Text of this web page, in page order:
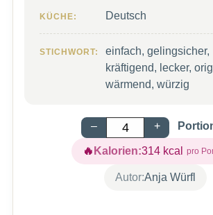
KÜCHE: Deutsch
STICHWORT:
einfach, gelingsicher,
kräftigend, lecker,
wärmend, würzig
– +
Kalorien:314 kcal
Autor:Anja Würfl